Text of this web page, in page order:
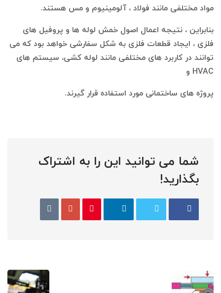
مواد مختلفی مانند فولاد ، آلومینیوم و مس هستند.
بنابراین ، نتیجه اعمال اصول خمش لوله‌ ها و پروفیل ‌های
فلزی ، ایجاد قطعات فلزی به شکل سفارشی خواهد بود که می
‌توانند در کاربرد های مختلفی مانند لوله‌ کشی، سیستم ‌های
HVAC و
پروژه‌ های ساختمانی مورد استفاده قرار گیرند.
شما می توانید این را به اشتراک
بگذارید!